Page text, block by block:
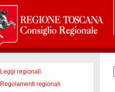
Leggi regionali
Regolamenti regionali